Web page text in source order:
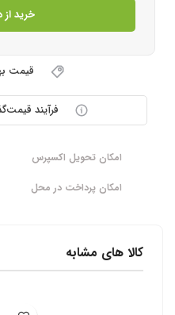
خرید از
قیمت
فرآیند
امکان تحویل اکسپرس
امکان پرداخت در محل
کالا های مشابه